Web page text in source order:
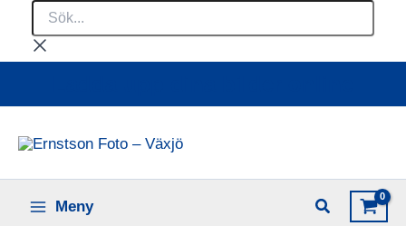
innehåll
Sök...
Meny